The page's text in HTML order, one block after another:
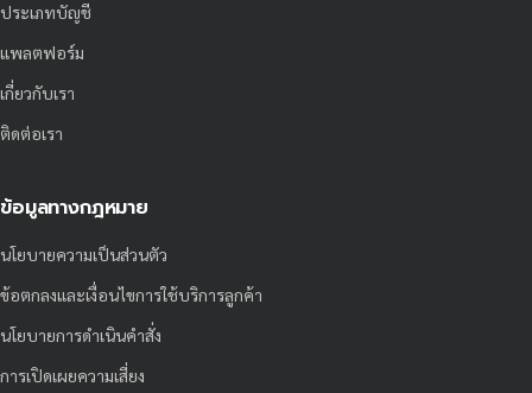
ประเภทบัญชี
แพลตฟอร์ม
เกี่ยวกับเรา
ติดต่อเรา
ข้อมูลทางกฎหมาย
นโยบายความเป็นส่วนตัว
ข้อตกลงและเงื่อนไขการใช้บริการลูกค้า
นโยบายการดำเนินคำสั่ง
การเปิดเผยความเสี่ยง